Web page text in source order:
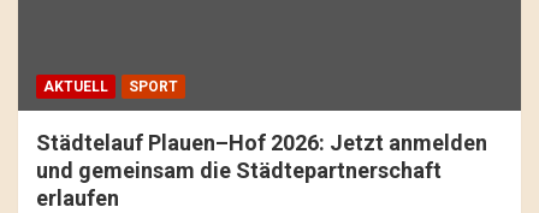
AKTUELL SPORT
Städtelauf Plauen–Hof 2026: Jetzt anmelden
und gemeinsam die Städtepartnerschaft
erlaufen